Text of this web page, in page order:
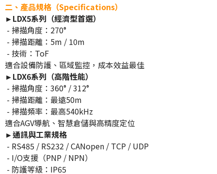
二、產品規格（Specifications）
►LDX5系列（經濟型首選）
- 掃描角度：270°
- 掃描距離：5m / 10m
- 技術：ToF
適合設備防護、區域監控，成本效益最佳
►LDX6系列（高階性能）
- 掃描角度：360° / 312°
- 掃描距離：最遠50m
- 掃描頻率：最高540kHz
適合AGV導航、智慧倉儲與高精度定位
►通訊與工業規格
- RS485 / RS232 / CANopen / TCP / UDP
- I/O支援（PNP / NPN）
- 防護等級：IP65